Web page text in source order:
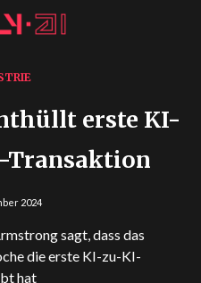
erste KI-
Transaktion
2024
sagt, dass das
die erste KI-zu-KI-
hat